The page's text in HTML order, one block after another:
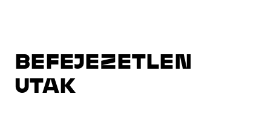
BEFEJEZETLEN
UTAK